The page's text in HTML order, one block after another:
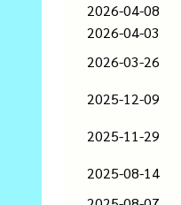
2026-04-08
2026-04-03
2026-03-26
2025-12-09
2025-11-29
2025-08-14